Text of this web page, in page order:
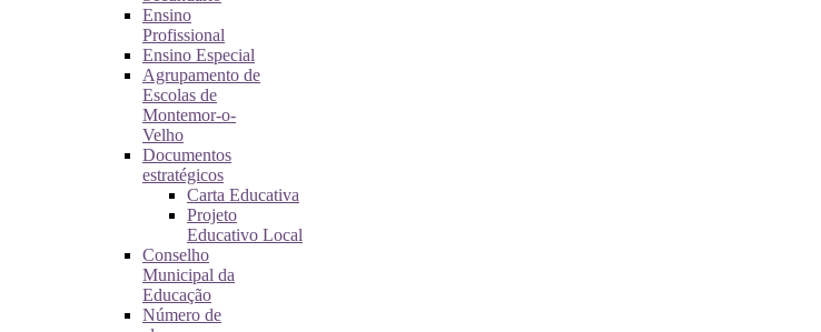
Ensino
Profissional
Ensino Especial
Agrupamento de
Escolas de
Montemor-o-
Velho
Documentos
estratégicos
Carta Educativa
Projeto
Educativo Local
Conselho
Municipal da
Educação
Número de